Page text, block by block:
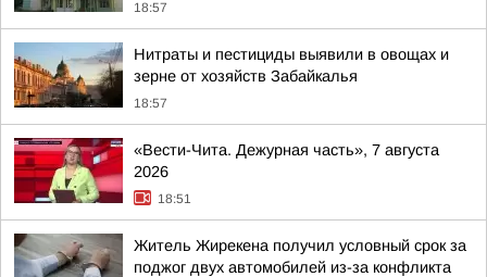
18:57
Нитраты и пестициды выявили в овощах и
зерне от хозяйств Забайкалья
18:57
«Вести-Чита. Дежурная часть», 7 августа
2026
18:51
Житель Жирекена получил условный срок за
поджог двух автомобилей из-за конфликта